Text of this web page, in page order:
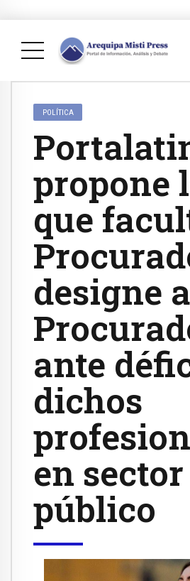
POLÍTICA
propone
que
designe a
ante
dichos
en sector
público